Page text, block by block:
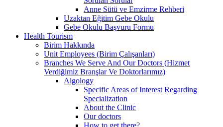
Anne Sütü ve Emzirme Rehberi
Uzaktan Eğitim Gebe Okulu
Gebe Okulu Başvuru Formu
Health Tourism
Birim Hakkında
Unit Employees (Birim Çalışanları)
Branches We Serve And Our Doctors (Hizmet
Verdiğimiz Branşlar Ve Doktorlarımız)
Algology
Specific Areas of Interest Regarding
Specialization
About the Clinic
Our doctors
How to get there?